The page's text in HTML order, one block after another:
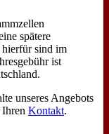
spätere
sind im
ist
unseres Angebots
Kontakt.